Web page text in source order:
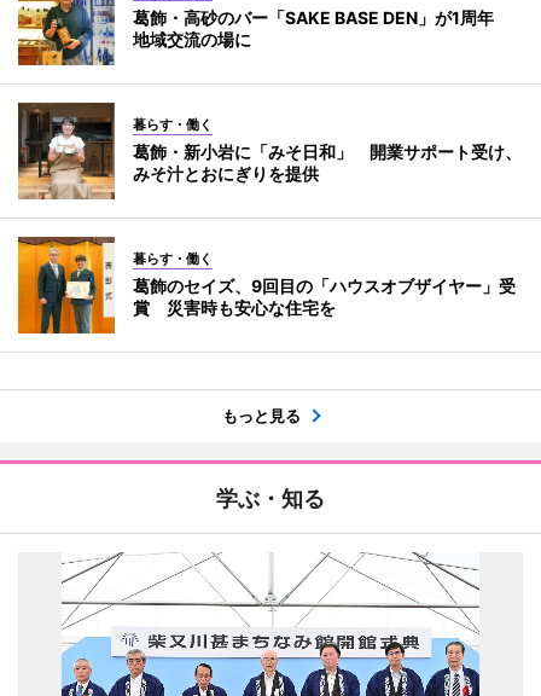
葛飾・高砂のバー「SAKE BASE DEN」が1周年
地域交流の場に
暮らす・働く
葛飾・新小岩に「みそ日和」 開業サポート受け、
みそ汁とおにぎりを提供
暮らす・働く
葛飾のセイズ、9回目の「ハウスオブザイヤー」受
賞 災害時も安心な住宅を
もっと見る
学ぶ・知る